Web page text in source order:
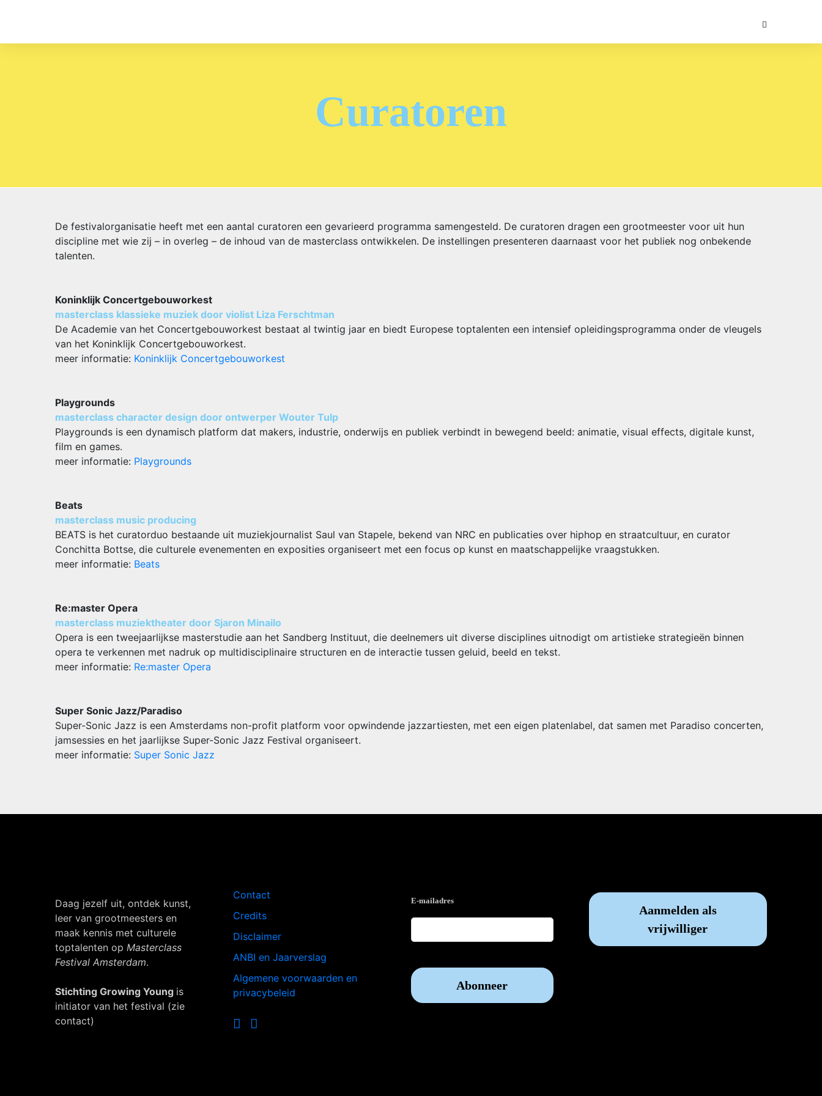
Curatoren
De festivalorganisatie heeft met een aantal curatoren een gevarieerd programma samengesteld. De curatoren dragen een grootmeester voor uit hun
discipline met wie zij – in overleg – de inhoud van de masterclass ontwikkelen. De instellingen presenteren daarnaast voor het publiek nog onbekende
talenten.
Koninklijk Concertgebouworkest
masterclass klassieke muziek door violist Liza Ferschtman
De Academie van het Concertgebouworkest bestaat al twintig jaar en biedt Europese toptalenten een intensief opleidingsprogramma onder de vleugels
van het Koninklijk Concertgebouworkest.
meer informatie: Koninklijk Concertgebouworkest
Playgrounds
masterclass character design door ontwerper Wouter Tulp
Playgrounds is een dynamisch platform dat makers, industrie, onderwijs en publiek verbindt in bewegend beeld: animatie, visual effects, digitale kunst,
film en games.
meer informatie: Playgrounds
Beats
masterclass music producing
BEATS is het curatorduo bestaande uit muziekjournalist Saul van Stapele, bekend van NRC en publicaties over hiphop en straatcultuur, en curator
Conchitta Bottse, die culturele evenementen en exposities organiseert met een focus op kunst en maatschappelijke vraagstukken.
meer informatie: Beats
Re:master Opera
masterclass muziektheater door Sjaron Minailo
Opera is een tweejaarlijkse masterstudie aan het Sandberg Instituut, die deelnemers uit diverse disciplines uitnodigt om artistieke strategieën binnen
opera te verkennen met nadruk op multidisciplinaire structuren en de interactie tussen geluid, beeld en tekst.
meer informatie: Re:master Opera
Super Sonic Jazz/Paradiso
Super-Sonic Jazz is een Amsterdams non-profit platform voor opwindende jazzartiesten, met een eigen platenlabel, dat samen met Paradiso concerten,
jamsessies en het jaarlijkse Super-Sonic Jazz Festival organiseert.
meer informatie: Super Sonic Jazz
Daag jezelf uit, ontdek kunst,
leer van grootmeesters en
maak kennis met culturele
toptalenten op Masterclass
Festival Amsterdam.
Stichting Growing Young is
initiator van het festival (zie
contact)
Contact
Credits
Disclaimer
ANBI en Jaarverslag
Algemene voorwaarden en
privacybeleid
E-mailadres
Aanmelden als
vrijwilliger